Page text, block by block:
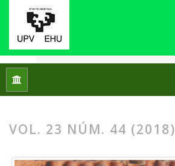
Inicio
VOL. 23 NÚM. 44 (2018)